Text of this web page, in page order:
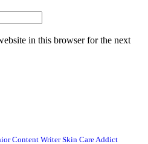
in this browser for the next
Content WriterSkin Care Addict